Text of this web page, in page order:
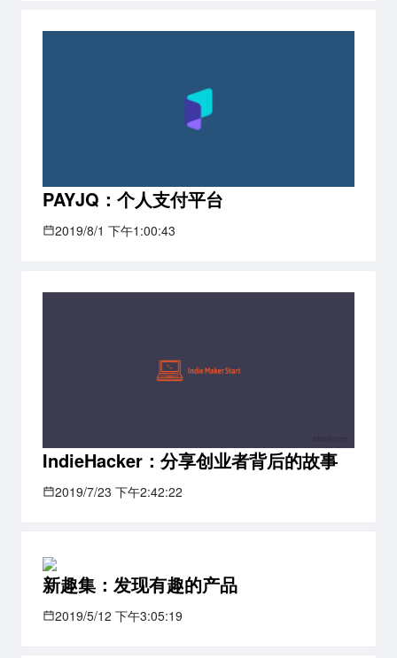
PAYJQ：个人支付平台
2019/8/1 下午1:00:43
IndieHacker：分享创业者背后的故事
2019/7/23 下午2:42:22
新趣集：发现有趣的产品
2019/5/12 下午3:05:19